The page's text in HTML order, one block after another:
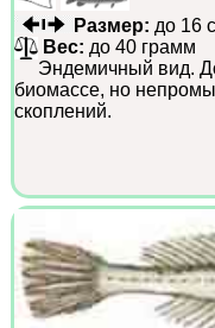
Размер: до 16
Вес: до 40 грамм
Эндемичный вид.
биомассе, но
скоплений.